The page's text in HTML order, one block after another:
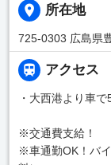
所在地
725-0303 広島県
アクセス
・大西港より車で
※交通費支給！
※車通勤OK！バ